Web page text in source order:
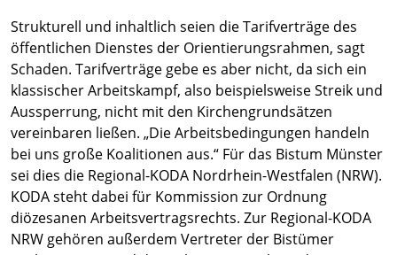
Strukturell und inhaltlich seien die Tarifverträge des
öffentlichen Dienstes der Orientierungsrahmen, sagt
Schaden. Tarifverträge gebe es aber nicht, da sich ein
klassischer Arbeitskampf, also beispielsweise Streik und
Aussperrung, nicht mit den Kirchengrundsätzen
vereinbaren ließen. „Die Arbeitsbedingungen handeln
bei uns große Koalitionen aus.“ Für das Bistum Münster
sei dies die Regional-KODA Nordrhein-Westfalen (NRW).
KODA steht dabei für Kommission zur Ordnung
diözesanen Arbeitsvertragsrechts. Zur Regional-KODA
NRW gehören außerdem Vertreter der Bistümer